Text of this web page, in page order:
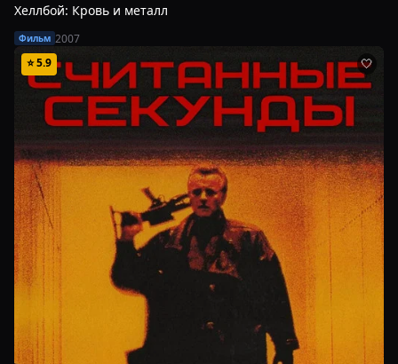
Хеллбой: Кровь и металл
Фильм 2007
⭐5.9 🤍